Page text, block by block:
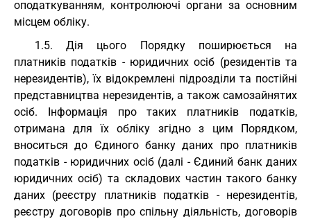
оподаткуванням, контролюючі органи за основним
місцем обліку.
1.5. Дія цього Порядку поширюється на
платників податків - юридичних осіб (резидентів та
нерезидентів), їх відокремлені підрозділи та постійні
представництва нерезидентів, а також самозайнятих
осіб. Інформація про таких платників податків,
отримана для їх обліку згідно з цим Порядком,
вноситься до Єдиного банку даних про платників
податків - юридичних осіб (далі - Єдиний банк даних
юридичних осіб) та складових частин такого банку
даних (реєстру платників податків - нерезидентів,
реєстру договорів про спільну діяльність, договорів